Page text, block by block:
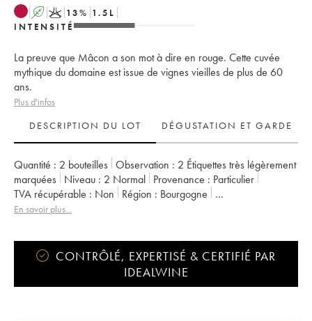
A K 13% 1.5 L
INTENSITÉ
La preuve que Mâcon a son mot à dire en rouge. Cette cuvée
mythique du domaine est issue de vignes vieilles de plus de 60
ans.
Plus d'infos
DESCRIPTION DU LOT
DÉGUSTATION ET GARDE
Quantité : 2 bouteilles Observation : 2 Étiquettes très légèrement
marquées
Niveau : 2 Normal Provenance : particulier
TVA récupérable :
non Région :
Bourgogne
Appellation :
En savoir plus...
CONTRÔLÉ, EXPERTISÉ & CERTIFIÉ PAR
IDEALWINE